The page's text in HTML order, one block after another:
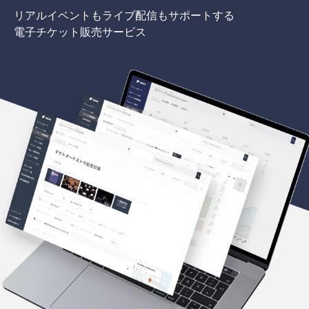
リアルイベントもライブ配信もサポートする
電子チケット販売サービス